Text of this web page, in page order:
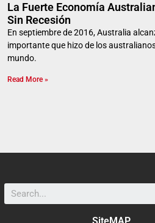
La Fuerte Economía
Sin Recesión
En septiembre de 2016, Australia
importante que hizo de los
mundo.
Read More »